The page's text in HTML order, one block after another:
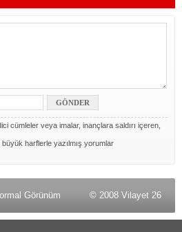
cümleler veya imalar, inançlara saldırı içeren,
harflerle yazılmış yorumlar
Görünüm © 2008 Vilayet 26